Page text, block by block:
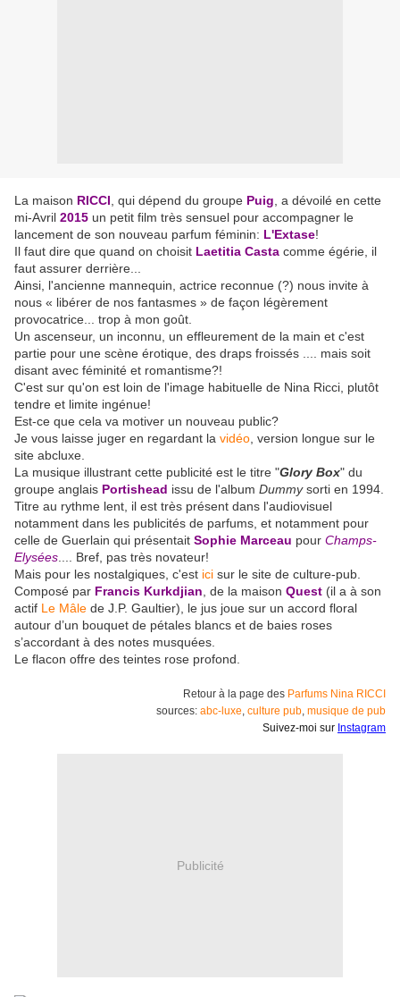
La maison RICCI , qui dépend du groupe Puig , a dévoilé en cette
mi-Avril 2015 un petit film très sensuel pour accompagner le
lancement de son nouveau parfum féminin: L'Extase!
Il faut dire que quand on choisit Laetitia Casta comme égérie, il
faut assurer derrière...
Ainsi, l'ancienne mannequin, actrice reconnue (?) nous invite à
nous « libérer de nos fantasmes » de façon légèrement
provocatrice... trop à mon goût.
Un ascenseur, un inconnu, un effleurement de la main et c'est
partie pour une scène érotique, des draps froissés .... mais soit
disant avec féminité et romantisme?!
C'est sur qu'on est loin de l'image habituelle de Nina Ricci, plutôt
tendre et limite ingénue!
Est-ce que cela va motiver un nouveau public?
Je vous laisse juger en regardant la vidéo , version longue sur le
site abcluxe.
La musique illustrant cette publicité est le titre "Glory Box" du
groupe anglais Portishead issu de l'album Dummysorti en 1994.
Titre au rythme lent, il est très présent dans l'audiovisuel
notamment dans les publicités de parfums, et notamment pour
celle de Guerlain qui présentait Sophie Marceau pour Champs-
Elysées .... Bref, pas très novateur!
Mais pour les nostalgiques, c'est ici sur le site de culture-pub.
Composé par Francis Kurkdjian , de la maison Quest (il a à son
actif Le Mâle de J.P. Gaultier), le jus joue sur un accord floral
autour d’un bouquet de pétales blancs et de baies roses
s’accordant à des notes musquées.
Le flacon offre des teintes rose profond.
Retour à la page des Parfums Nina RICCI
sources: abc-luxe, culture pub, musique de pub
Suivez-moi sur Instagram
Publicité